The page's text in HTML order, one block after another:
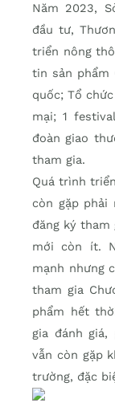
Năm 2023,
đầu tư,
triển nông
tin sản phẩm
quốc; Tổ
mại; 1
đoàn giao
tham gia.
Quá trình
còn gặp phải
đăng ký
mới còn ít.
mạnh nhưng
tham gia
phẩm hết
gia đánh giá,
vẫn còn gặp
trường, đặc